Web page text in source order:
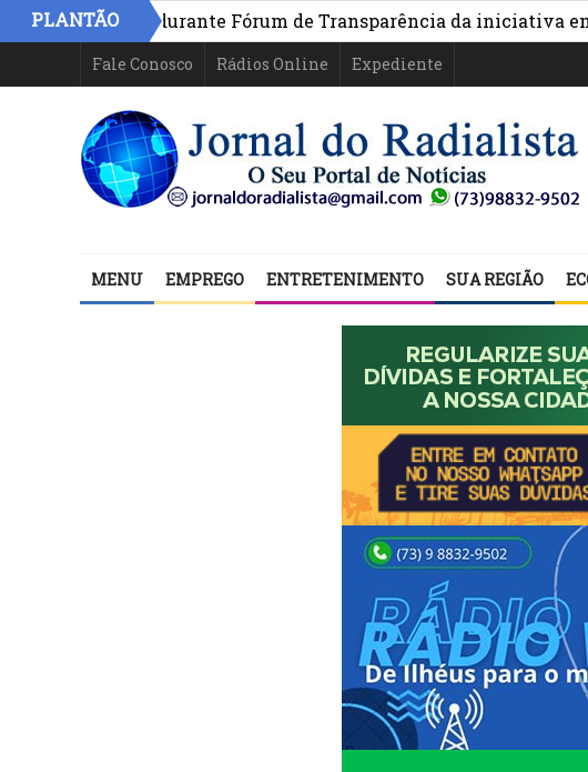
PLANTÃOdurante Fórum de Transparência da iniciativa em
Fale Conosco Rádios Online Expediente
MENU EMPREGO ENTRETENIMENTO SUA REGIÃO